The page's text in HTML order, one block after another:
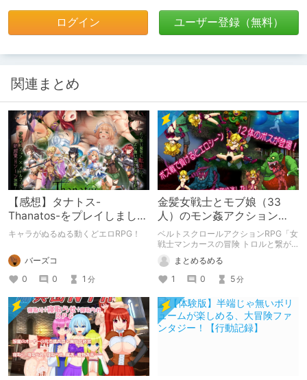
ログイン ユーザー登録（無料）
関連まとめ
【感想】タナトス-
Thanatos-をプレイしまし
た。【ネタバレ注意】
キャラがぬるぬる動くどエロRPG！
バーズコ
0
0 1 分
金髪女戦士とモブ娘（33
人）のモン姦アクション
RPG「女戦士マンカースの
冒険 トロルと繋がれし姫
君」
ベルトスクロールアクションRPG「女
戦士マンカースの冒険 トロルと繋が
まとめるめる
1
0 5分